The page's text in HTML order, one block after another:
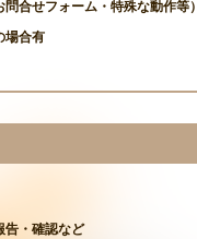
問合せフォーム・特殊な動作等）
場合有
告・確認など